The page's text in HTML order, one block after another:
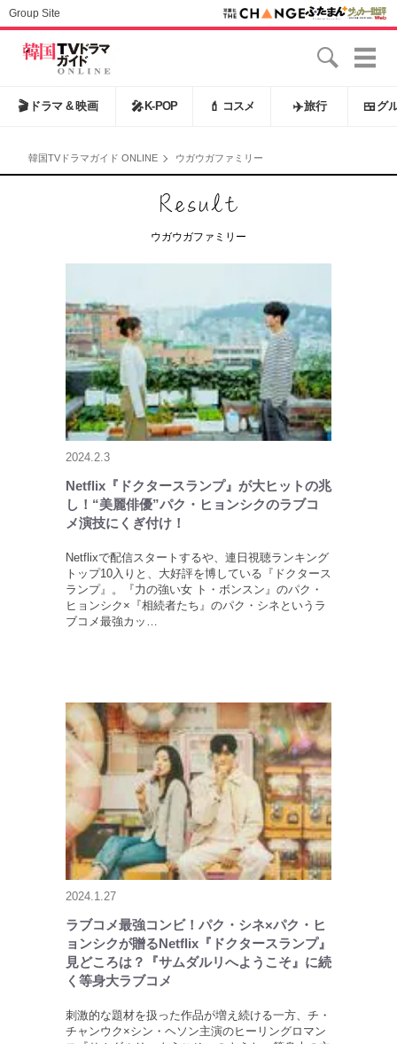
Group Site
🎬 ドラマ & 映画 🎤 K-POP 💄 コスメ ✈️旅行 🍱 グ
韓国TVドラマガイド ONLINE ウガウガファミリー
ウガウガファミリー
2024.2.3
Netflix『ドクタースランプ』が大ヒットの兆
し！“美麗俳優”パク・ヒョンシクのラブコ
メ演技にくぎ付け！
Netflixで配信スタートするや、連日視聴ランキング
トップ10入りと、大好評を博している『ドクタース
ランプ』。『力の強い女 ト・ボンスン』のパク・
ヒョンシク×『相続者たち』のパク・シネというラ
ブコメ最強カッ…
2024.1.27
ラブコメ最強コンビ！パク・シネ×パク・ヒ
ョンシクが贈るNetflix『ドクタースランプ』
見どころは？『サムダルリへようこそ』に続
く等身大ラブコメ
刺激的な題材を扱った作品が増え続ける一方、チ・
チャンウク×シン・ヘソン主演のヒーリングロマン